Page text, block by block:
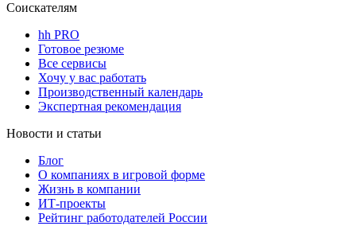
Соискателям
hh PRO
Готовое резюме
Все сервисы
Хочу у вас работать
Производственный календарь
Экспертная рекомендация
Новости и статьи
Блог
О компаниях в игровой форме
Жизнь в компании
ИТ-проекты
Рейтинг работодателей России